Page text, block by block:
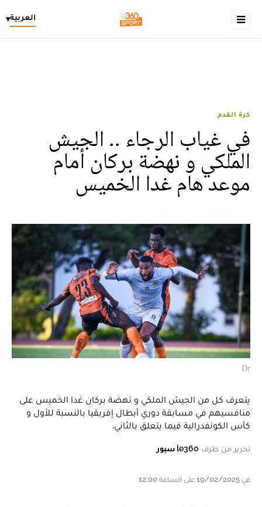
العربية▾
كرة القدم
في غياب الرجاء .. الجيش
الملكي و نهضة بركان أمام
موعد هام غدا الخميس
Dr
يتعرف كل من الجيش الملكي و نهضة بركان غدا الخميس على
منافسيهم في مسابقة دوري أبطال إفريقيا بالنسبة للأول و
كأس الكونفدرالية فيما يتعلق بالثاني.
تحرير من طرف le360 سبور
في 19/02/2025 على الساعة 12:00